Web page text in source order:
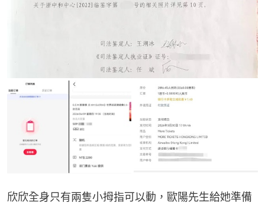
欣欣全身只有兩隻小拇指可以動，歐陽先生給她準備